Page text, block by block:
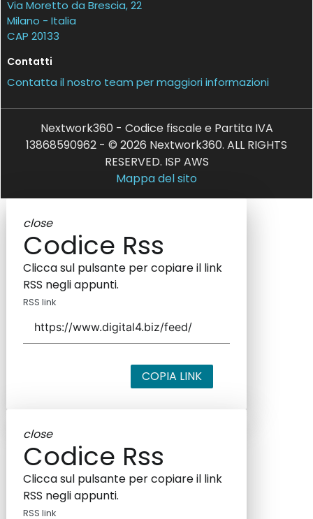
Via Moretto da Brescia, 22
Milano - Italia
CAP 20133
Contatti
Contatta il nostro team per maggiori informazioni
Nextwork360 - Codice fiscale e Partita IVA
13868590962 - © 2026 Nextwork360. ALL RIGHTS
RESERVED. ISP AWS
Mappa del sito
close
Codice Rss
Clicca sul pulsante per copiare il link
RSS negli appunti.
RSS link
COPIA LINK
close
Codice Rss
Clicca sul pulsante per copiare il link
RSS negli appunti.
RSS link